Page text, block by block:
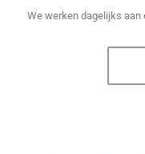
We werken dagelijks aan